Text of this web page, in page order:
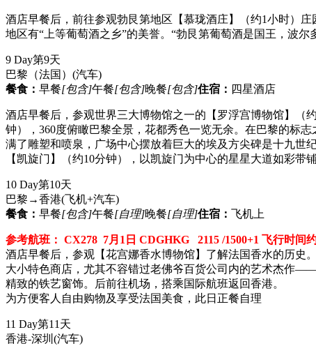
酒店早餐后，前往参观勃艮第地区【慕珑酒庄】（约1小时）
地区有“上等葡萄酒之乡”的美誉。“勃艮第葡萄酒是国王，波
9 Day第9天
巴黎（法国） (汽车)
餐食： 早餐[包含]午餐[包含]晚餐[包含]住宿： 四星酒店
酒店早餐后，参观世界三大博物馆之一的【罗浮宫博物馆】（
钟），360度俯瞰巴黎全景，花都秀色一览无余。在巴黎的标
满了雕塑和喷泉，广场中心摆放着巨大的埃及方尖碑是十九世
【凯旋门】（约10分钟），以凯旋门为中心的星星大道如彩带
10 Day第10天
巴黎→香港(飞机+汽车)
餐食： 早餐[包含]午餐[自理]晚餐[自理]住宿： 飞机上
参考航班： CX278 7月1日 CDGHKG 2115 /1500+1 飞行时间
酒店早餐后，参观【花宫娜香水博物馆】了解法国香水的历史
大小特色商店，尤其不容错过老佛爷百货公司内的艺术杰作
精致的铁艺窗饰。后前往机场，搭乘国际航班返回香港。
为方便客人自由购物及享受法国美食，此日正餐自理
11 Day第11天
香港-深圳 (汽车)